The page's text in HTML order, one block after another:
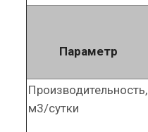
Параметр
Производительность,
м3/сутки